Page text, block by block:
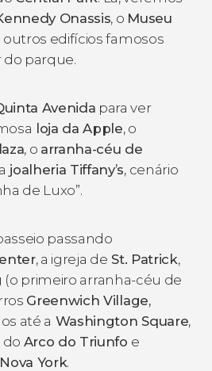
Onassis, o Museu
outros edifícios famosos
do parque.
Avenida para ver
loja da Apple, o
, o arranha-céu de
joalheria Tiffany’s, cenário
de Luxo”.
passando
, a igreja de St. Patrick,
(o primeiro arranha-céu de
Greenwich Village,
até a Washington Square,
do Arco do Triunfo e
York.